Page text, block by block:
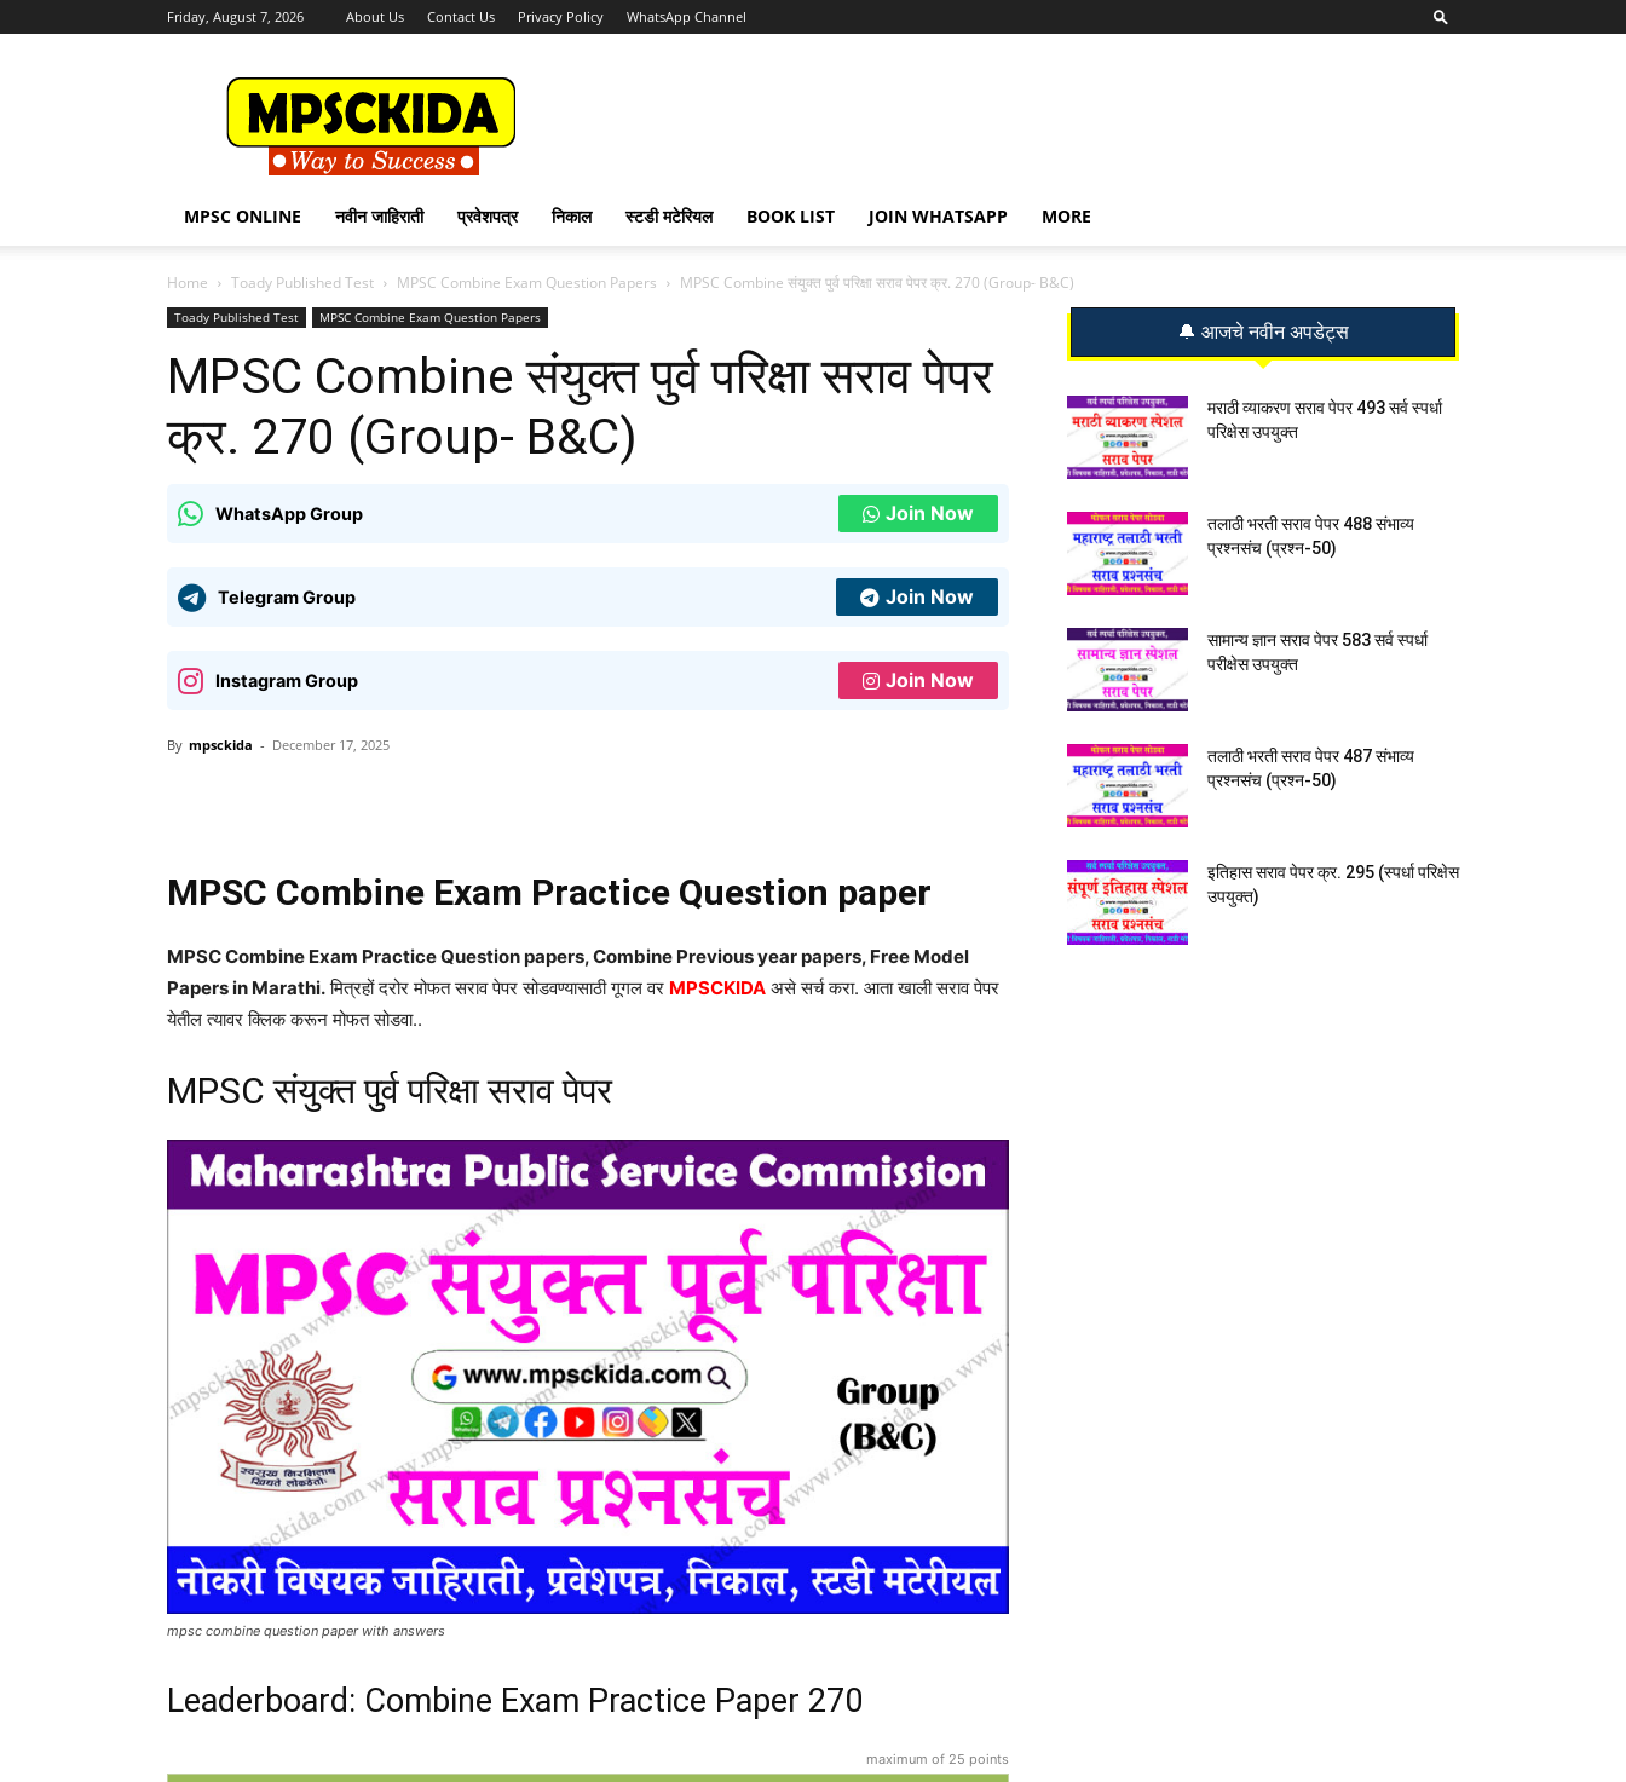
Friday, August 7, 2026 About Us Contact Us Privacy Policy WhatsApp Channel
MPSCKida.com
सर्व
नवीन
जाहिराती
Letest
Jobs
MPSC ONLINE नवीन जाहिराती प्रवेशपत्र निकाल स्टडी मटेरियल BOOK LIST JOIN WHATSAPP MORE
Home Toady Published Test MPSC Combine Exam Question Papers MPSC Combine संयुक्त पुर्व परिक्षा सराव पेपर क्र. 270 (Group- B&C)
Toady Published Test MPSC Combine Exam Question Papers
MPSC Combine संयुक्त पुर्व परिक्षा सराव पेपर
क्र. 270 (Group- B&C)
WhatsApp Group Join Now
Telegram Group Join Now
Instagram Group Join Now
By mpsckida - December 17, 2025
MPSC Combine Exam Practice Question paper
MPSC Combine Exam Practice Question papers, Combine Previous year papers, Free Model
Papers in Marathi.मित्रहों दरोर मोफत सराव पेपर सोडवण्यासाठी गूगल वर MPSCKIDA असे सर्च करा. आता खाली सराव पेपर
येतील त्यावर क्लिक करून मोफत सोडवा..
MPSC संयुक्त पुर्व परिक्षा सराव पेपर
mpsc combine question paper with answers
Leaderboard: Combine Exam Practice Paper 270
maximum of 25 points
🔔 आजचे नवीन अपडेट्स
मराठी व्याकरण सराव पेपर 493 सर्व स्पर्धा
परिक्षेस उपयुक्त
तलाठी भरती सराव पेपर 488 संभाव्य
प्रश्नसंच (प्रश्न-50)
सामान्य ज्ञान सराव पेपर 583 सर्व स्पर्धा
परीक्षेस उपयुक्त
तलाठी भरती सराव पेपर 487 संभाव्य
प्रश्नसंच (प्रश्न-50)
इतिहास सराव पेपर क्र. 295 (स्पर्धा परिक्षेस
उपयुक्त)